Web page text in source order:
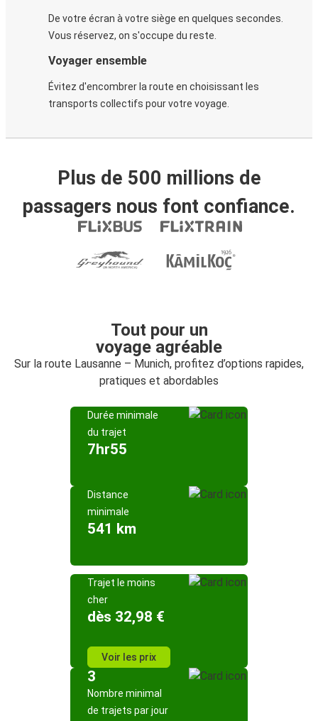
De votre écran à votre siège en quelques secondes.
Vous réservez, on s'occupe du reste.
Voyager ensemble
Évitez d'encombrer la route en choisissant les
transports collectifs pour votre voyage.
Plus de 500 millions de
passagers nous font confiance.
Tout pour un
voyage agréable
Sur la route Lausanne – Munich, profitez d’options rapides,
pratiques et abordables
Durée minimale
du trajet
7hr55
Distance
minimale
541 km
Trajet le moins
cher
dès 32,98 €
Voir les prix
3
Nombre minimal
de trajets par jour